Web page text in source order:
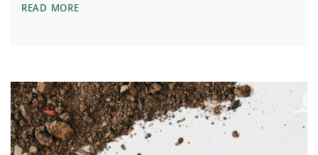
READ MORELIGHT IT UP EP 2 : อะไรกินแล้วไม่ตาย